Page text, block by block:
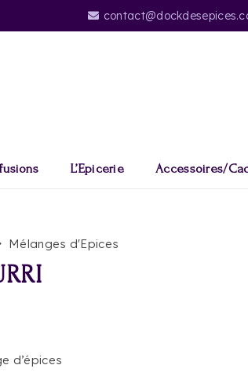
L’Epicerie Accessoires/
Mélanges d'Epices
d’épices